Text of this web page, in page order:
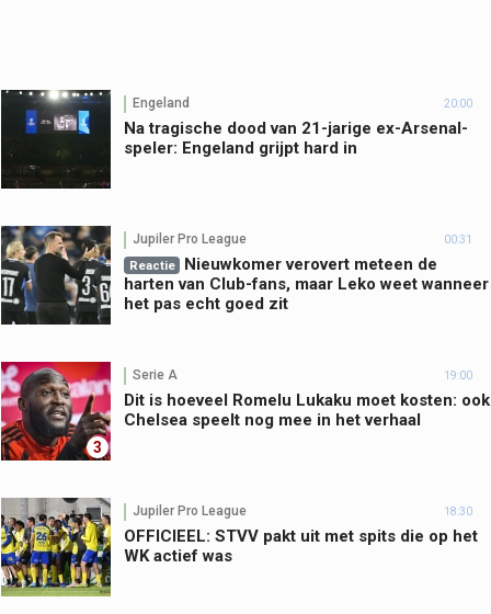
Engeland 20:00
Na tragische dood van 21-jarige ex-Arsenal-
speler: Engeland grijpt hard in
Jupiler Pro League 00:31
Reactie
Nieuwkomer verovert meteen de
harten van Club-fans, maar Leko weet wanneer
het pas echt goed zit
3
Serie A 19:00
Dit is hoeveel Romelu Lukaku moet kosten: ook
Chelsea speelt nog mee in het verhaal
Jupiler Pro League 18:30
OFFICIEEL: STVV pakt uit met spits die op het
WK actief was